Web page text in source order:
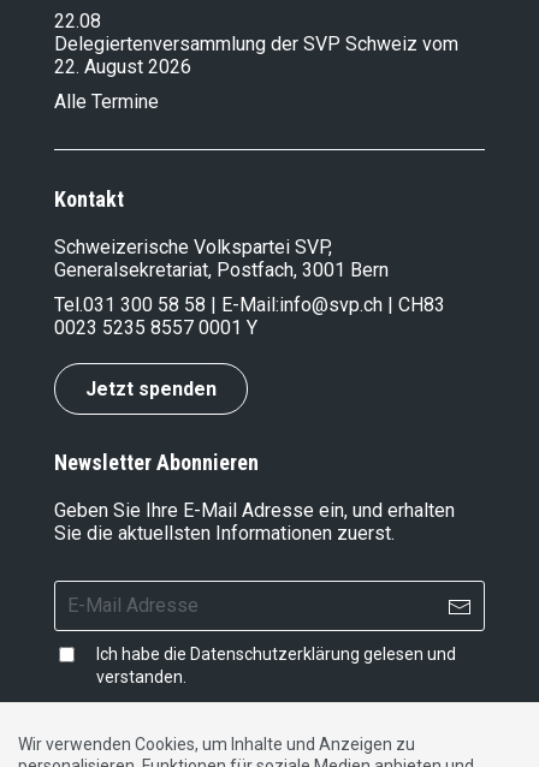
22.08
Delegiertenversammlung der SVP Schweiz vom
22. August 2026
Alle Termine
Kontakt
Schweizerische Volkspartei SVP,
Generalsekretariat, Postfach, 3001 Bern
Tel.031 300 58 58 | E-Mail:info@svp.ch | CH83
0023 5235 8557 0001 Y
Jetzt spenden
Newsletter Abonnieren
Geben Sie Ihre E-Mail Adresse ein, und erhalten
Sie die aktuellsten Informationen zuerst.
Ich habe die Datenschutzerklärung gelesen und
verstanden.
Wir verwenden Cookies, um Inhalte und Anzeigen zu